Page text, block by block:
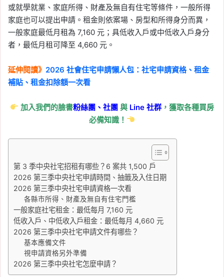
或就學就業、家庭所得、財產及無自有住宅等條件，一般所得
家庭也可以提出申請。租金則依案場、房型和所得身分而異，
一般家庭最低月租為 7,160 元；具低收入戶或中低收入戶身分
者，最低月租可降至 4,660 元。
延伸閱讀》 2026 社會住宅申請懶人包：社宅申請資格、租金
補貼、租金扣除額一次看
加入我們的臉書粉絲團、社團與 Line社群 ，獲取各種買房
必備知識！
第 3 季中央社宅招租有哪些？6 案共 1,500 戶
2026 第三季中央社宅申請時間、抽籤及入住日期
2026 第三季中央社宅申請資格一次看
各縣市所得、財產及無自有住宅門檻
一般家庭社宅租金：最低每月 7,160 元
低收入戶、中低收入戶租金：最低每月 4,660 元
2026 第三季中央社宅申請文件有哪些？
基本應備文件
視申請資格另外準備
2026 第三季中央社宅怎麼申請？